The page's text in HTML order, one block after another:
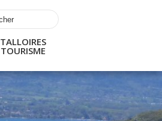
TALLOIRES
TOURISME